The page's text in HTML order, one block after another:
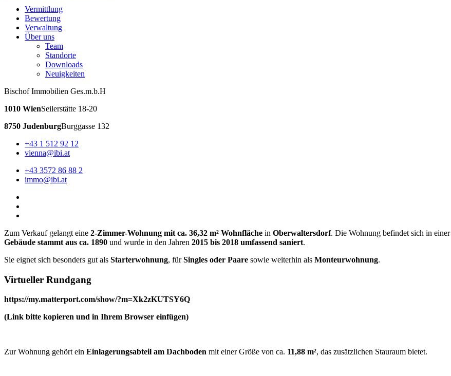
Vermittlung
Bewertung
Verwaltung
Über uns
Team
Standorte
Downloads
Neuigkeiten
Bischof Immobilien Ges.m.b.H
1010 WienSeilerstätte 18-20
8750 JudenburgBurggasse 132
+43 1 512 92 12
vienna@ibi.at
+43 3572 86 88 2
immo@ibi.at
Zum Verkauf gelangt eine 2-Zimmer-Wohnung mit ca. 36,32 m² Wohnfläche in Oberwaltersdorf. Die Wohnung befindet sich in einer
Gebäude stammt aus ca. 1890 und wurde in den Jahren 2015 bis 2018 umfassend saniert.
Sie eignet sich besonders gut als Starterwohnung, fürSingles oder Paare sowie weiterhin als Monteurwohnung.
Virtueller Rundgang
https://my.matterport.com/show/?m=Xk2zKUTSY6Q
(Link bitte kopieren und in Ihrem Browser einfügen)
Zur Wohnung gehört ein Einlagerungsabteil am Dachboden mit einer Größe von ca. 11,88 m², das zusätzlichen Stauraum bietet.